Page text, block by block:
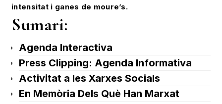
intensitat i ganes de moure’s.
Sumari:
Agenda Interactiva
Press Clipping: Agenda Informativa
Activitat a les Xarxes Socials
En Memòria Dels Què Han Marxat